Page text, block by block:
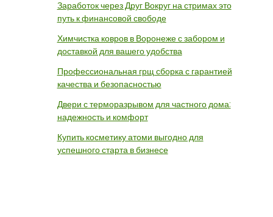
Заработок через Друг Вокруг на стримах это
путь к финансовой свободе
Химчистка ковров в Воронеже с забором и
доставкой для вашего удобства
Профессиональная грщ сборка с гарантией
качества и безопасностью
Двери с терморазрывом для частного дома:
надежность и комфорт
Купить косметику атоми выгодно для
успешного старта в бизнесе